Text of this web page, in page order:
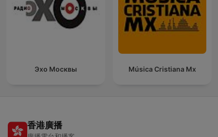
Эхо Москвы Música Cristiana Mx
香港廣播